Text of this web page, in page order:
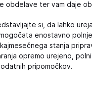
obdelave ter vam daje
si, da lahko
enostavno
stanja
opremo urejeno,
pripomočkov.